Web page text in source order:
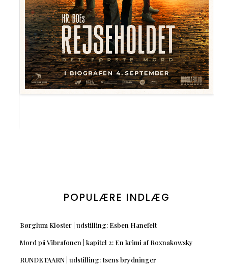
POPULÆRE INDLÆG
Børglum Kloster | udstilling: Esben Hanefelt
Mord på Vibrafonen | kapitel 2: En krimi af Roxnakowsky
RUNDETAARN | udstilling: Isens brydninger